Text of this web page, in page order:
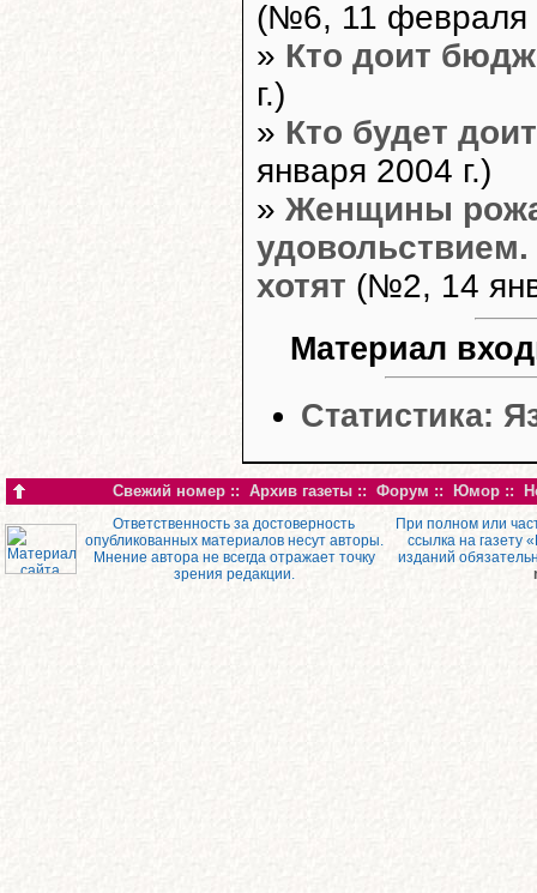
(№6, 11 февраля
» Кто доит
г.)
» Кто будет
января 2004 г.)
» Женщины
хотят (№2, 14
Материал
Статистика:
Свежий номер :: Архив газеты :: Форум :: Юмор ::
Ответственность за достоверность
опубликованных материалов несут авторы.
Мнение автора не всегда отражает точку
зрения редакции.
При полном или
ссылка на газету
изданий